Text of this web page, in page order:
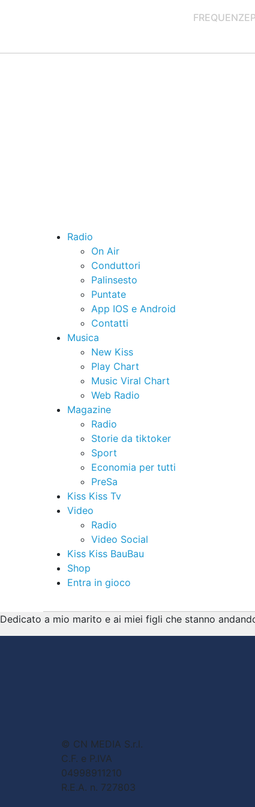
FREQUENZE
Radio
On Air
Conduttori
Palinsesto
Puntate
App IOS e Android
Contatti
Musica
New Kiss
Play Chart
Music Viral Chart
Web Radio
Magazine
Radio
Storie da tiktoker
Sport
Economia per tutti
PreSa
Kiss Kiss Tv
Video
Radio
Video Social
Kiss Kiss BauBau
Shop
Entra in gioco
Dedicato a mio marito e ai miei figli che stanno
© CN MEDIA S.r.l.
C.F. e P.IVA
04998911210
R.E.A. n. 727803